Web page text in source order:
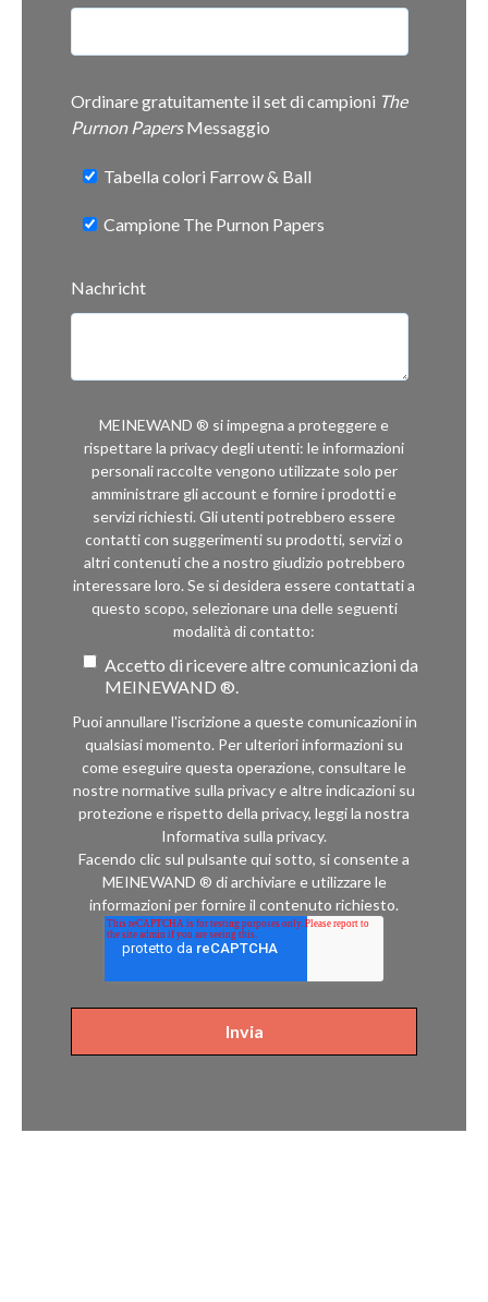
Ordinare gratuitamente il set di campioni The
Purnon PapersMessaggio
Tabella colori Farrow & Ball
Campione The Purnon Papers
Nachricht
MEINEWAND ® si impegna a proteggere e
rispettare la privacy degli utenti: le informazioni
personali raccolte vengono utilizzate solo per
amministrare gli account e fornire i prodotti e
servizi richiesti. Gli utenti potrebbero essere
contatti con suggerimenti su prodotti, servizi o
altri contenuti che a nostro giudizio potrebbero
interessare loro. Se si desidera essere contattati a
questo scopo, selezionare una delle seguenti
modalità di contatto:
Accetto di ricevere altre comunicazioni da
MEINEWAND ®.
Puoi annullare l'iscrizione a queste comunicazioni in
qualsiasi momento. Per ulteriori informazioni su
come eseguire questa operazione, consultare le
nostre normative sulla privacy e altre indicazioni su
protezione e rispetto della privacy, leggi la nostra
Informativa sulla privacy.
Facendo clic sul pulsante qui sotto, si consente a
MEINEWAND ® di archiviare e utilizzare le
informazioni per fornire il contenuto richiesto.